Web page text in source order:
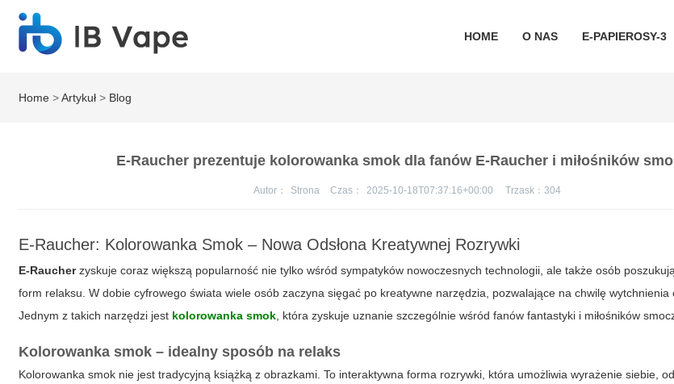
HOME O NAS E-PAPIEROSY-3
Home >Artykuł > Blog
E-Raucher prezentuje kolorowanka smok dla fanów E-Raucher i miłośników
Autor： Strona Czas： 2025-10-18T07:37:16+00:00 Trzask： 304
E-Raucher: Kolorowanka Smok – Nowa Odsłona Kreatywnej Rozrywki
E-Raucherzyskuje coraz większą popularność nie tylko wśród sympatyków nowoczesnych technologii, ale także osób
form relaksu. W dobie cyfrowego świata wiele osób zaczyna sięgać po kreatywne narzędzia, pozwalające na chwilę wytchnienia
Jednym z takich narzędzi jest kolorowanka smok , która zyskuje uznanie szczególnie wśród fanów fantastyki i miłośników
Kolorowanka smok – idealny sposób na relaks
Kolorowanka smok nie jest tradycyjną książką z obrazkami. To interaktywna forma rozrywki, która umożliwia wyrażenie siebie,